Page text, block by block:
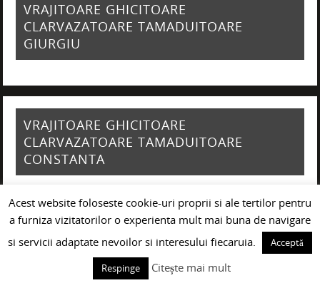
VRAJITOARE GHICITOARE
CLARVAZATOARE TAMADUITOARE
GIURGIU
VRAJITOARE GHICITOARE
CLARVAZATOARE TAMADUITOARE
CONSTANTA
Acest website foloseste cookie-uri proprii si ale tertilor pentru
a furniza vizitatorilor o experienta mult mai buna de navigare
si servicii adaptate nevoilor si interesului fiecaruia.
Acceptă
Respinge
Citește mai mult